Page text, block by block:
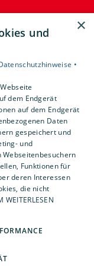
×
und
•
dem Endgerät
auf dem Endgerät
Daten
gespeichert und
und
Funktionen für
deren Interessen
die nicht